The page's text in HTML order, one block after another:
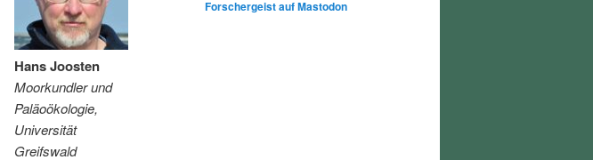
Hans Joosten
Moorkundler und
Paläoökologie,
Universität
Greifswald
Forschergeist auf Mastodon